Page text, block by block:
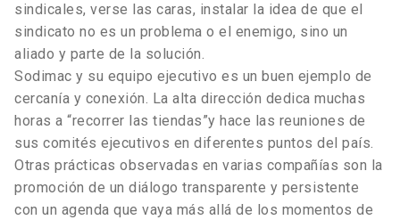
sindicales, verse las caras, instalar la idea de que el
sindicato no es un problema o el enemigo, sino un
aliado y parte de la solución.
Sodimac y su equipo ejecutivo es un buen ejemplo de
cercanía y conexión. La alta dirección dedica muchas
horas a “recorrer las tiendas”y hace las reuniones de
sus comités ejecutivos en diferentes puntos del país.
Otras prácticas observadas en varias compañías son la
promoción de un diálogo transparente y persistente
con un agenda que vaya más allá de los momentos de